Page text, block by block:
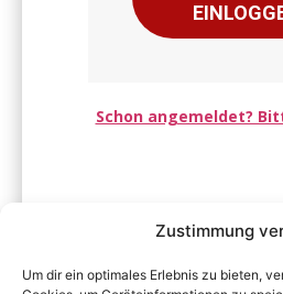
Zustimmung
Um dir ein optimales Erlebnis zu bieten,
Schon angemeldet?